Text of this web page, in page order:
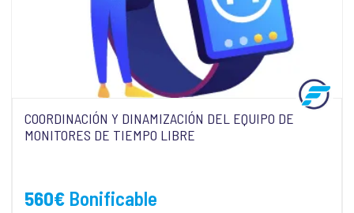
COORDINACIÓN Y DINAMIZACIÓN DEL EQUIPO DE
MONITORES DE TIEMPO LIBRE
560€ Bonificable